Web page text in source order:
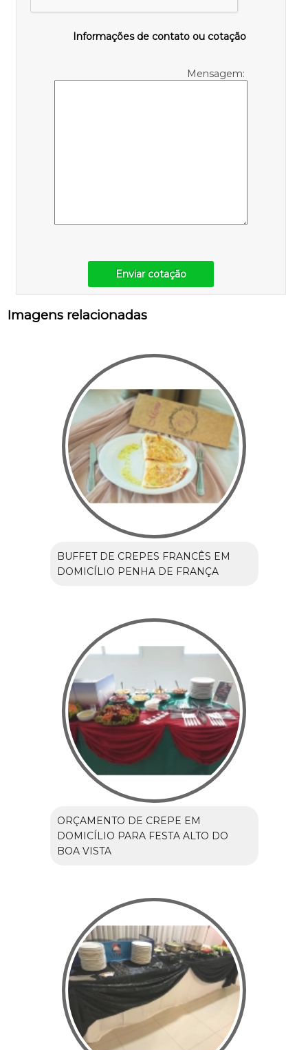
Informações de contato ou cotação
Mensagem:
Enviar cotação
Imagens relacionadas
BUFFET DE CREPES FRANCÊS EM
DOMICÍLIO PENHA DE FRANÇA
ORÇAMENTO DE CREPE EM
DOMICÍLIO PARA FESTA ALTO DO
BOA VISTA